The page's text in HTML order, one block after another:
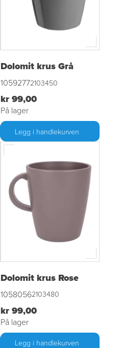
Dolomit krus Grå
10592772103450
kr 99,00
På lager
Legg i handlekurven
Dolomit krus Rose
10580562103480
kr 99,00
På lager
Legg i handlekurven